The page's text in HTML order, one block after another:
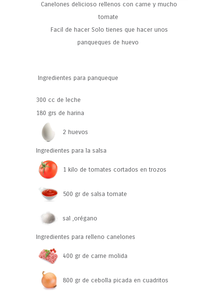
Canelones delicioso rellenos con carne y mucho
tomate
Facil de hacer Solo tienes que hacer unos
panqueques de huevo
Ingredientes para panqueque
300 cc de leche
180 grs de harina
2 huevos
Ingredientes para la salsa
1 kilo de tomates cortados en trozos
500 gr de salsa tomate
sal ,orégano
Ingredientes para relleno canelones
400 gr de carne molida
800 gr de cebolla picada en cuadritos